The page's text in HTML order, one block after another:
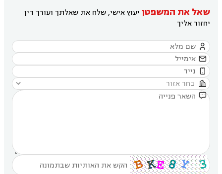
שאל את המשפטן יעוץ אישי, שלח את שאלתך ועורך דין
יחזור אליך




